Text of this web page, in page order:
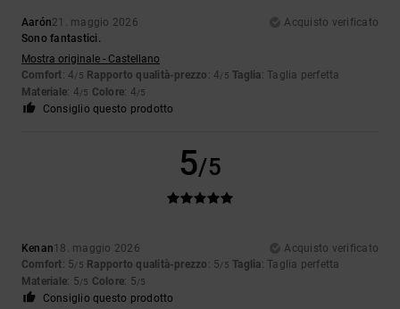
Aarón21. maggio 2026
Acquisto verificato
Sono fantastici.
Mostra originale - Castellano
Comfort: 4/5 Rapporto qualità-prezzo : 4/5 Taglia: Taglia perfetta
Materiale: 4/5 Colore: 4/5
Consiglio questo prodotto
5/5
Kenan18. maggio 2026
Acquisto verificato
Comfort: 5/5 Rapporto qualità-prezzo : 5/5 Taglia: Taglia perfetta
Materiale: 5/5 Colore: 5/5
Consiglio questo prodotto